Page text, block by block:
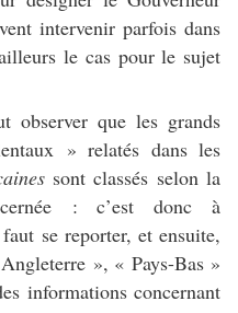
intervenir parfois dans
le cas pour le sujet
que les grands
» relatés dans les
sont classés selon la
: c’est donc à
se reporter, et ensuite,
», « Pays-Bas »
informations concernant